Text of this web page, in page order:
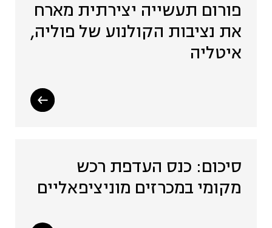
פורום תעשייה יצירתית מארח
את נציבות הקולנוע של פוליה,
איטליה
סיכום: כנס העדפת רכש
מקומי במכרזים מוניציפאליים